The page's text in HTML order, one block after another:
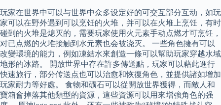
玩家在世界中可以与世界中众多设定好的可交互部分互动，如玩
家可以在野外遇到可以烹饪的火堆，并可以在火堆上烹饪，有时
碰到的火堆是熄灭的，需要玩家使用火元素手动点燃才可烹饪，
对已点燃的火堆接触到水元素也会被浇灭。 一些角色擁有可以
改變環境的能力，例如凍結水來創造一條可以幫助玩家穿越水域
地形的冰路。 開放世界中存在許多傳送點，玩家可以藉此進行
快速旅行，部分传送点也可以治愈和恢復角色，並提供諸如增加
玩家耐力等好處。 食物和礦石可以從開放世界獲得，而敵人和
寶箱會掉落其他類型的資源，這些資源可以用來增強角色的强